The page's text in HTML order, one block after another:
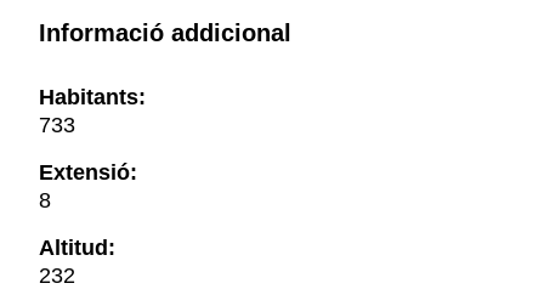
Informació addicional
Habitants:
733
Extensió:
8
Altitud:
232